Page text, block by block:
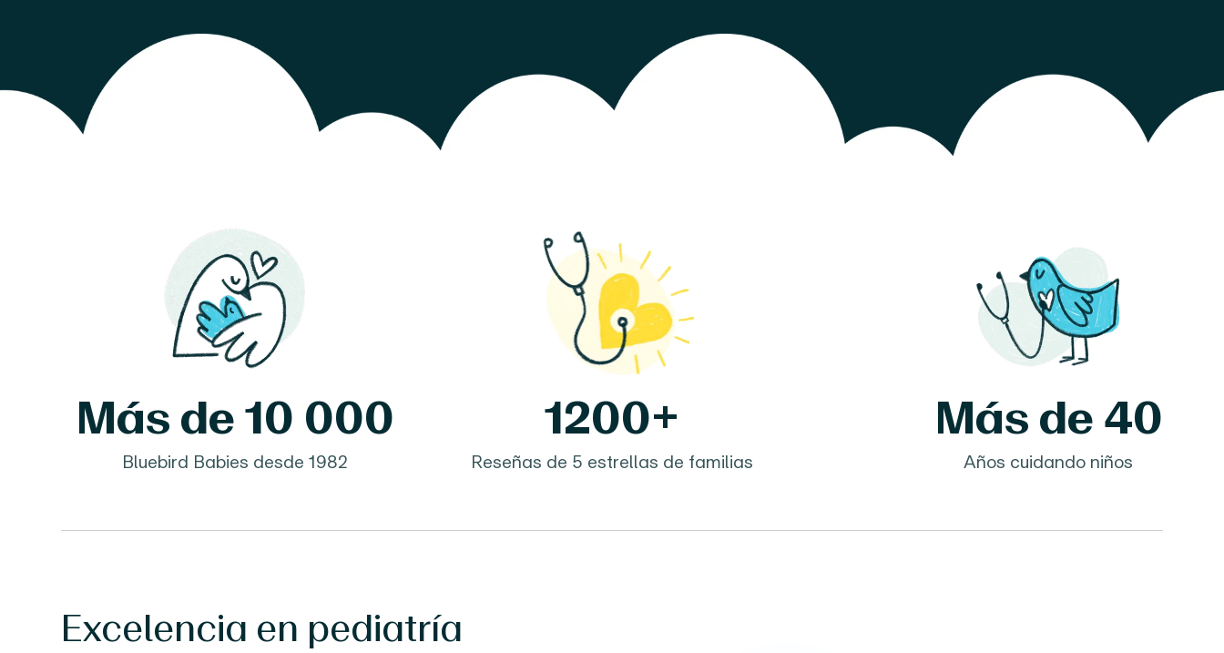
Más de 10 000
Bluebird Babies desde 1982
1200+
Reseñas de 5 estrellas de familias
Más de 40
Años cuidando niños
Excelencia en pediatría